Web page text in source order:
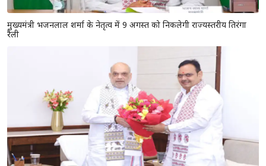
मुख्यमंत्री भजनलाल शर्मा के नेतृत्व में 9 अगस्त को निकलेगी राज्यस्तरीय तिरंगा
रैली